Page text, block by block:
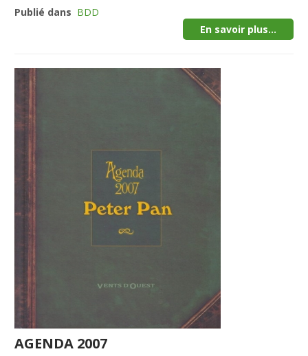
Publié dans BDD
En savoir plus...
AGENDA 2007